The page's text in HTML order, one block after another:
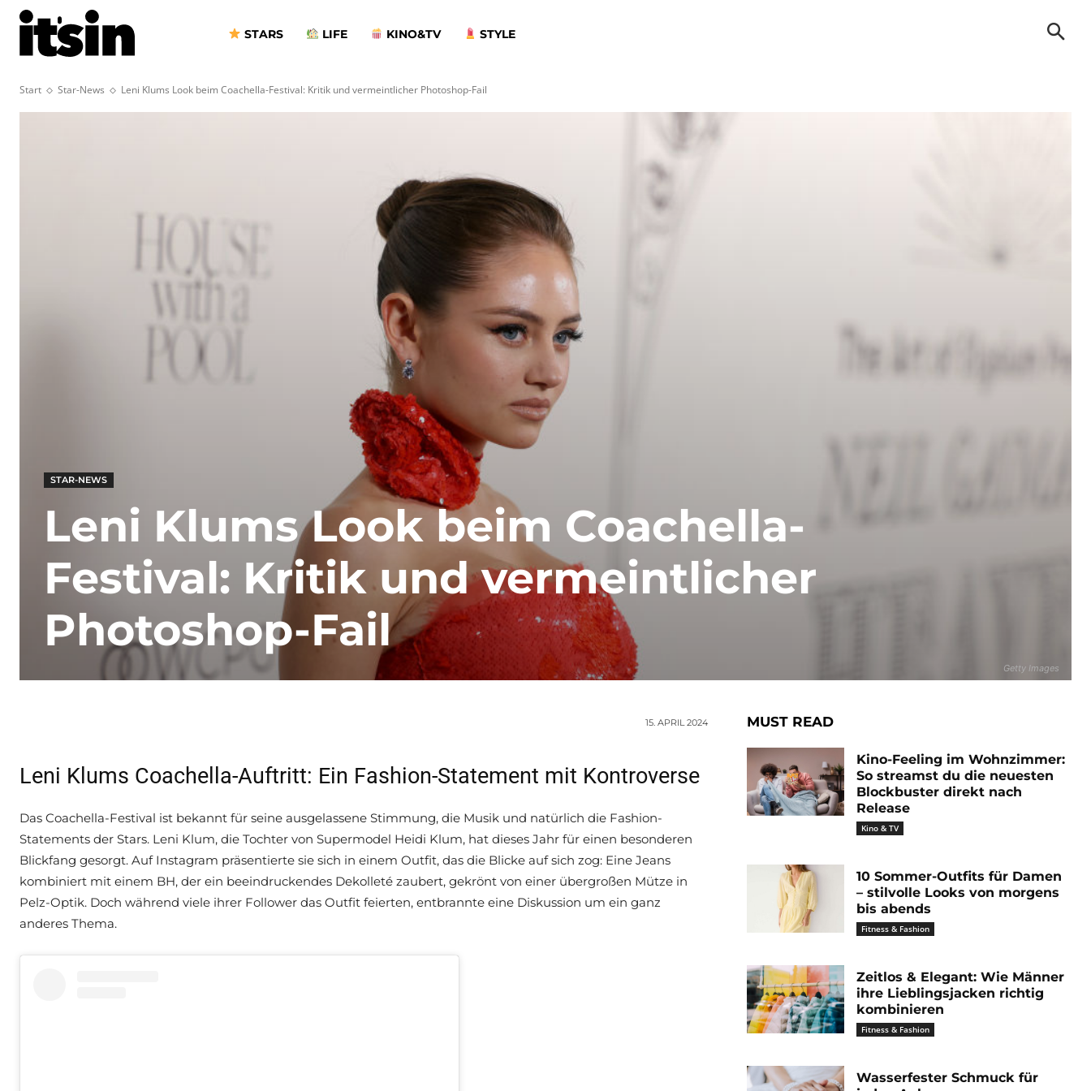
STARS LIFE KINO&TV STYLE
Start Star-News Leni Klums Look beim Coachella-Festival: Kritik und vermeintlicher Photoshop-Fail
Getty Images
STAR-NEWS
Leni Klums Look beim Coachella-
Festival: Kritik und vermeintlicher
Photoshop-Fail
15. APRIL 2024
Leni Klums Coachella-Auftritt: Ein Fashion-Statement mit Kontroverse
Das Coachella-Festival ist bekannt für seine ausgelassene Stimmung, die Musik und natürlich die Fashion-
Statements der Stars. Leni Klum, die Tochter von Supermodel Heidi Klum, hat dieses Jahr für einen besonderen
Blickfang gesorgt. Auf Instagram präsentierte sie sich in einem Outfit, das die Blicke auf sich zog: Eine Jeans
kombiniert mit einem BH, der ein beeindruckendes Dekolleté zaubert, gekrönt von einer übergroßen Mütze in
Pelz-Optik. Doch während viele ihrer Follower das Outfit feierten, entbrannte eine Diskussion um ein ganz
anderes Thema.
MUST READ
Kino-Feeling im Wohnzimmer:
So streamst du die neuesten
Blockbuster direkt nach
Release
Kino & TV
10 Sommer-Outfits für Damen
– stilvolle Looks von morgens
bis abends
Fitness & Fashion
Zeitlos & Elegant: Wie Männer
ihre Lieblingsjacken richtig
kombinieren
Fitness & Fashion
Wasserfester Schmuck für